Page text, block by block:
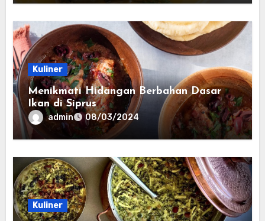
Kuliner
Menikmati Hidangan Berbahan Dasar
Ikan di Siprus
admin 08/03/2024
Kuliner